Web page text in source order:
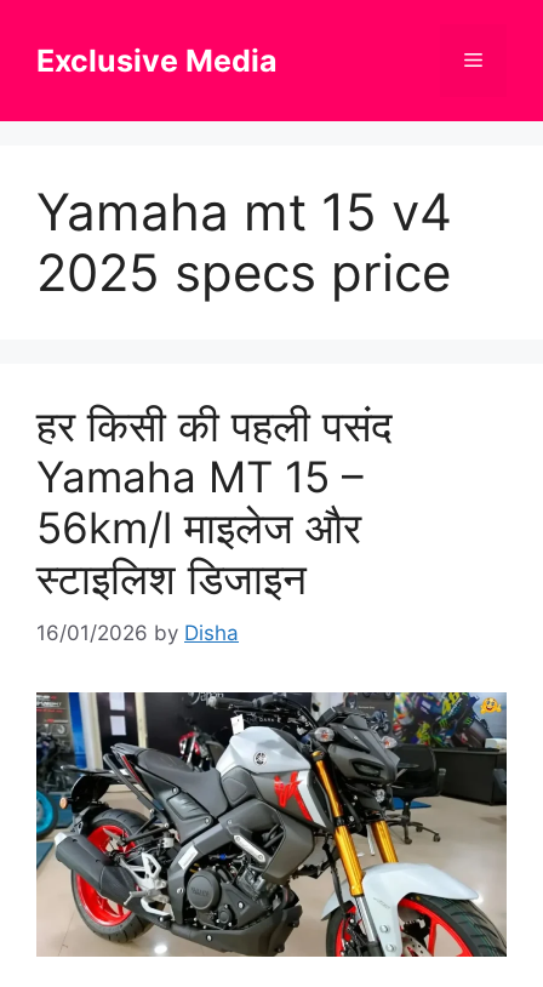
contentExclusive Media Menu
Yamaha mt 15 v4
2025 specs price
हर किसी की पहली पसंद
Yamaha MT 15 –
56km/l माइलेज और
स्टाइलिश डिजाइन
16/01/2026 by Disha